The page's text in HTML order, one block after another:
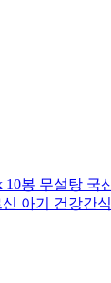
10봉 무설탕 국
아기 건강간식